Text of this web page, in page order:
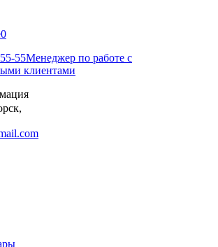
0
55Менеджер по работе с
клиентами